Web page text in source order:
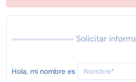
Solicitar
Hola, mi nombre es